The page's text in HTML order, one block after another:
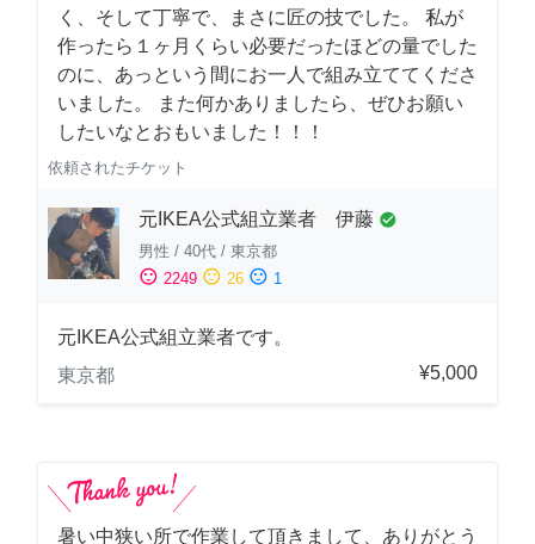
く、そして丁寧で、まさに匠の技でした。 私が
作ったら１ヶ月くらい必要だったほどの量でした
のに、あっという間にお一人で組み立ててくださ
いました。 また何かありましたら、ぜひお願い
したいなとおもいました！！！
依頼されたチケット
元IKEA公式組立業者 伊藤 check_circle
男性 / 40代 / 東京都
sentiment_satisfied 2249 sentiment_neutral 26 sentiment_dissatisfied 1
元IKEA公式組立業者です。
東京都
¥5,000
暑い中狭い所で作業して頂きまして、ありがとう